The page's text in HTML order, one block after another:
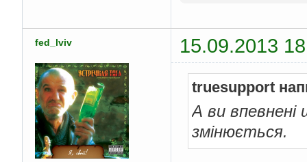
        contMain
setFont
        fName
.
}
public static
new ContFrame
fed_lviv 15.09.2013
truesupport
А ви
змінюється.